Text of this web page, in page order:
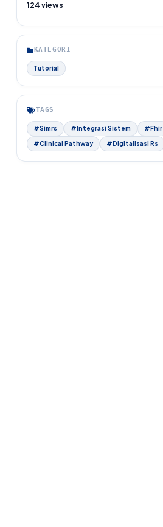
124 views
KATEGORI
Tutorial
TAGS
#Simrs #Integrasi Sistem #Fhir
#Clinical Pathway #Digitalisasi Rs